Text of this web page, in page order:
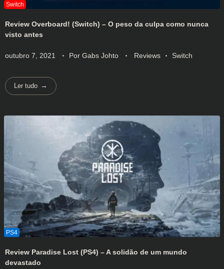
Review Overboard! (Switch) – O peso da culpa como nunca
visto antes
outubro 7, 2021 Por Gabs Johto Reviews Switch
Ler tudo
Review Paradise Lost (PS4) – A solidão de um mundo
devastado